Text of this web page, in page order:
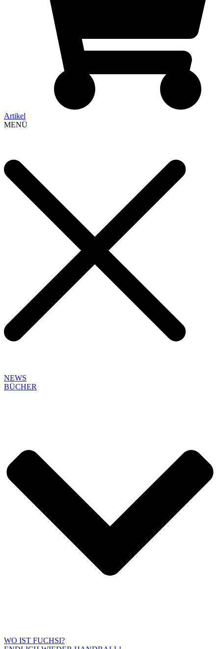
Artikel
MENÜ
NEWS
BÜCHER
WO IST FUCHSI?